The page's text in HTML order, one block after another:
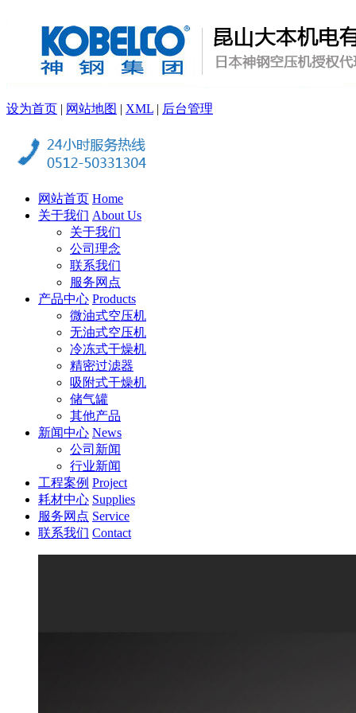
设为首页 | 网站地图 | XML | 后台管理
网站首页 Home
关于我们 About Us
关于我们
公司理念
联系我们
服务网点
产品中心 Products
微油式空压机
无油式空压机
冷冻式干燥机
精密过滤器
吸附式干燥机
储气罐
其他产品
新闻中心 News
公司新闻
行业新闻
工程案例 Project
耗材中心 Supplies
服务网点 Service
联系我们 Contact